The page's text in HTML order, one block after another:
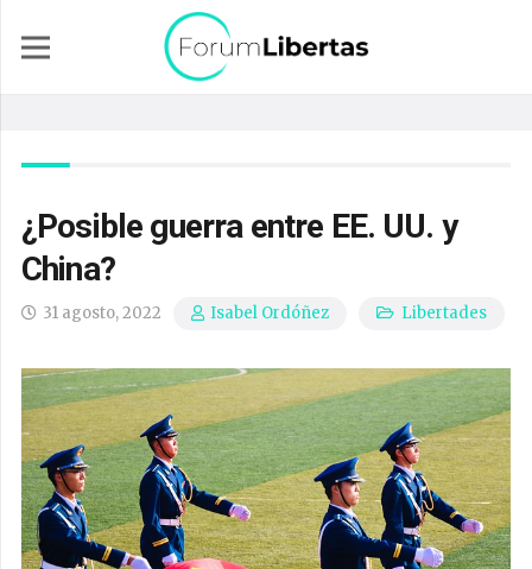
¿Posible guerra entre EE. UU. y
China?
31 agosto, 2022 Isabel Ordóñez Libertades